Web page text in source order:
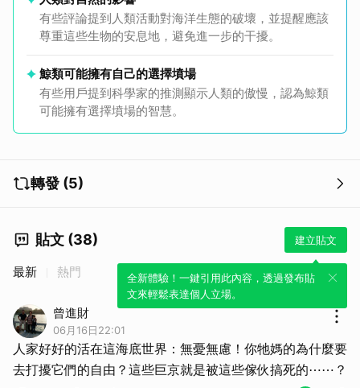
有些評論提到人類活動對海洋生態的破壞，並提醒應該
尊重這些生物的安息地，避免進一步的干擾。
鯨類可能擁有自己的選擇墳場
有些用戶提到科學家的推測顯示人類的傲慢，認為鯨類
可能擁有選擇墳場的智慧。
轉發 (5)
貼文 (38) 建立貼文
全新體驗！一鍵引用此內容，透過發布貼
文來輕鬆表達個人立場。
最新 熱門
曾進財
06月16日22:01
人家好好的活在這海底世界：無憂無慮！你牠媽的為什麼要
去打擾它們的自由？這些巨京就是被這些傢伙搞死的⋯⋯？
取消